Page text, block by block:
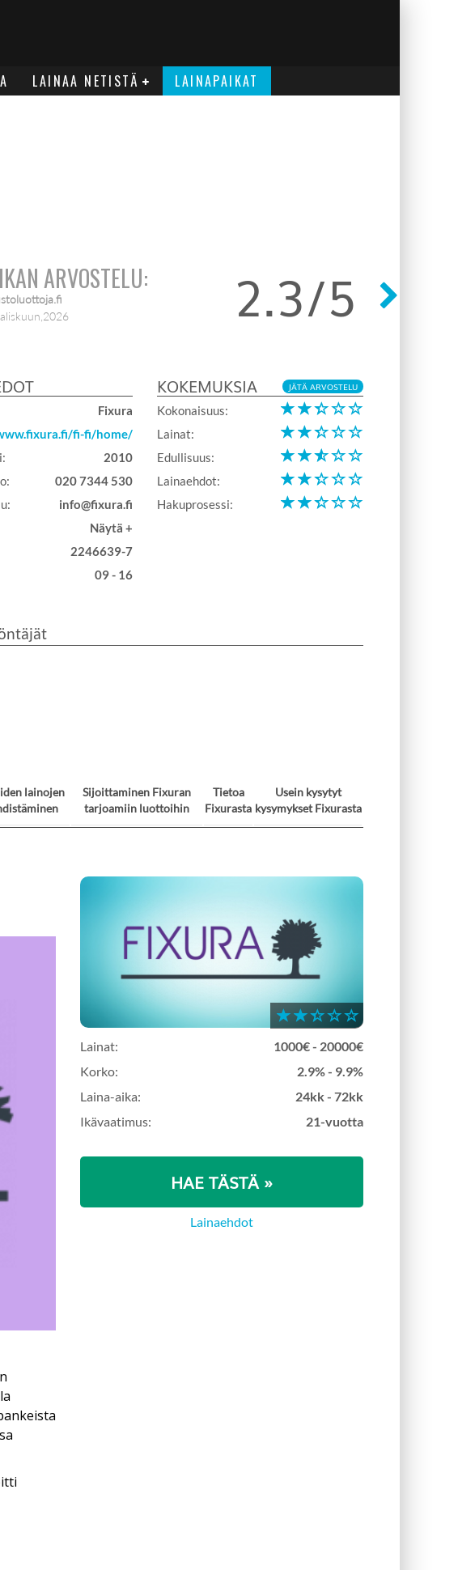
LAINAA NETISTÄ LAINAPAIKAT
ARVOSTELU: 2.3/5
Fixura
fi-fi/home/
2010
020 7344 530
info@fixura.fi
Näytä +
2246639-7
09 - 16
KOKEMUKSIA JÄTÄ ARVOSTELU
Kokonaisuus:
Lainat:
Edullisuus:
Lainaehdot:
Hakuprosessi:
lainojen
Sijoittaminen Fixuran
tarjoamiin luottoihin
Tietoa
Fixurasta
Usein kysytyt
kysymykset Fixurasta
Lainat:
1000€ - 20000€
Korko:
2.9% - 9.9%
Laina-aika:
24kk - 72kk
Ikävaatimus:
21-vuotta
HAE TÄSTÄ »
Lainaehdot